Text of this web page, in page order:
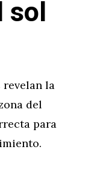
sol
revelan la
del
para